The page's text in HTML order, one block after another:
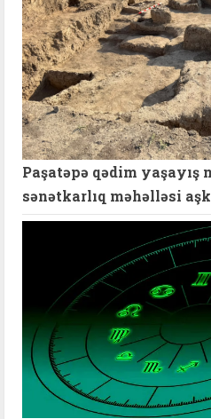
Paşatəpə qədim yaşayış
sənətkarlıq məhəlləsi